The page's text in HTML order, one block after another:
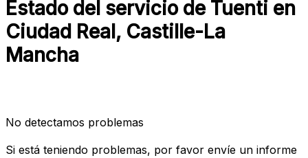
Estado del servicio de Tuenti en
Ciudad Real, Castille-La
Mancha
No detectamos problemas
Si está teniendo problemas, por favor envíe un informe